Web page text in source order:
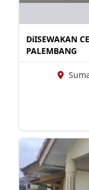
DiISEWAKAN
PALEMBANG